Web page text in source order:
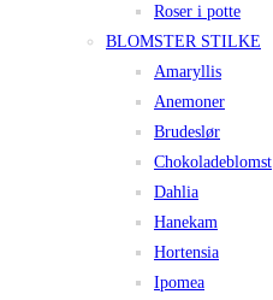
Roser i potte
BLOMSTER STILKE
Amaryllis
Anemoner
Brudeslør
Chokoladeblomst
Dahlia
Hanekam
Hortensia
Ipomea